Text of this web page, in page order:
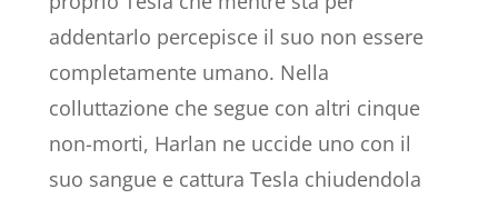
addentarlo percepisce il suo non essere
completamente umano. Nella
colluttazione che segue con altri cinque
non-morti, Harlan ne uccide uno con il
suo sangue e cattura Tesla chiudendola